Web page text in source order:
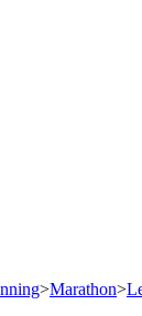
>Marathon>